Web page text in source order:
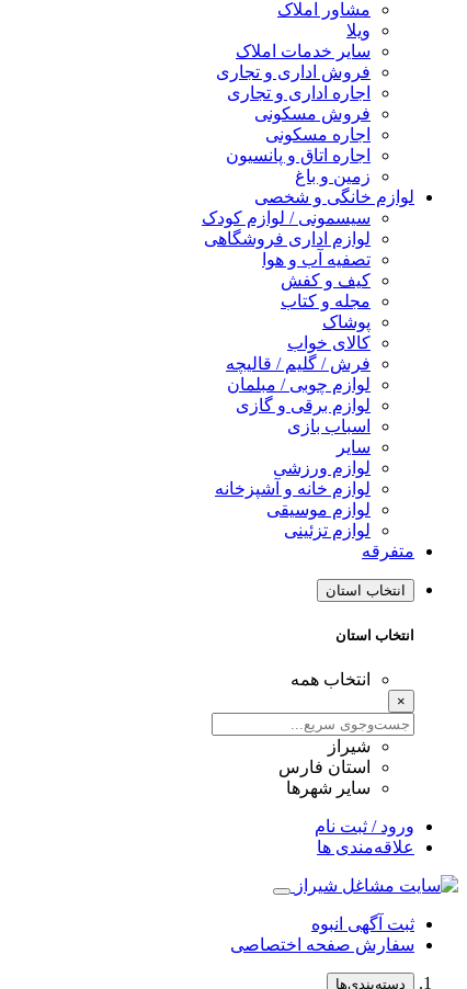
مشاور املاک
ویلا
سایر خدمات املاک
فروش اداری و تجاری
اجاره اداری و تجاری
فروش مسکونی
اجاره مسکونی
اجاره اتاق و پانسیون
زمین و باغ
لوازم خانگی و شخصی
سیسمونی / لوازم کودک
لوازم اداری فروشگاهی
تصفیه آب و هوا
کیف و کفش
مجله و کتاب
پوشاک
کالای خواب
فرش / گلیم / قالیچه
لوازم چوبی / مبلمان
لوازم برقی و گازی
اسباب بازی
سایر
لوازم ورزشی
لوازم خانه و آشپزخانه
لوازم موسیقی
لوازم تزئینی
متفرقه
انتخاب استان
انتخاب استان
انتخاب همه
×
شیراز
استان فارس
سایر شهرها
ورود / ثبت نام
علاقه‌مندی ها
ثبت آگهی انبوه
سفارش صفحه اختصاصی
دسته‌بندی‌ها